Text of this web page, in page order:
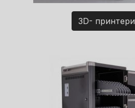
3D- принтери